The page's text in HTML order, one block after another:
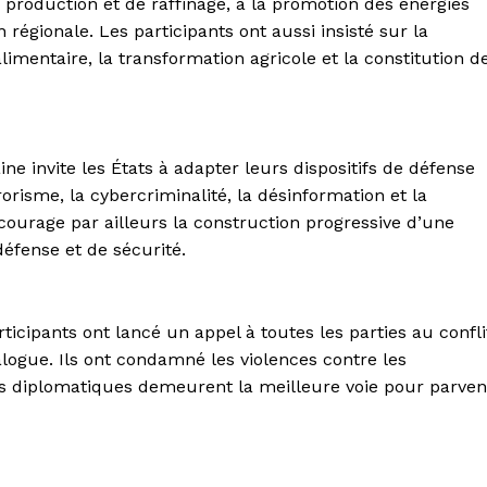
Les participants ont aussi insisté sur la
la transformation agricole et la constitution
invite les États à adapter leurs dispositifs de défense
la cybercriminalité, la désinformation et la
par ailleurs la construction progressive d’une
et de sécurité.
ont lancé un appel à toutes les parties au
Ils ont condamné les violences contre les
diplomatiques demeurent la meilleure voie pour